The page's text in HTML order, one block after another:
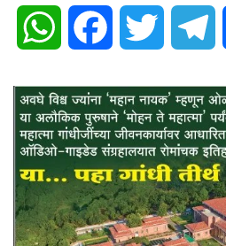
WhatsApp Facebook Twitter